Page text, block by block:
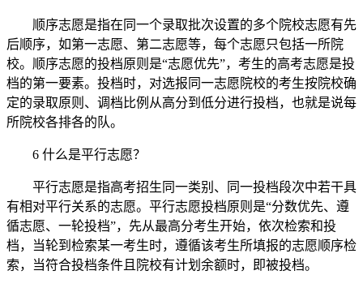
顺序志愿是指在同一个录取批次设置的多个院校志愿有先
后顺序，如第一志愿、第二志愿等，每个志愿只包括一所院
校。顺序志愿的投档原则是“志愿优先”，考生的高考志愿是投
档的第一要素。投档时，对选报同一志愿院校的考生按院校确
定的录取原则、调档比例从高分到低分进行投档，也就是说每
所院校各排各的队。
6 什么是平行志愿？
平行志愿是指高考招生同一类别、同一投档段次中若干具
有相对平行关系的志愿。平行志愿投档原则是“分数优先、遵
循志愿、一轮投档”，先从最高分考生开始，依次检索和投
档，当轮到检索某一考生时，遵循该考生所填报的志愿顺序检
索，当符合投档条件且院校有计划余额时，即被投档。